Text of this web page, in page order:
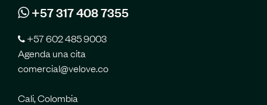
+57 317 408 7355
+57 602 485 9003
Agenda una cita
comercial@velove.co
Cali, Colombia